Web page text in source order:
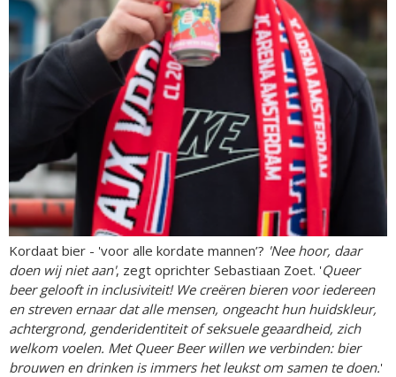
Kordaat bier - 'voor alle kordate mannen’? 'Nee hoor, daar
doen wij niet aan', zegt oprichter Sebastiaan Zoet. 'Queer
beer gelooft in inclusiviteit! We creëren bieren voor iedereen
en streven ernaar dat alle mensen, ongeacht hun huidskleur,
achtergrond, genderidentiteit of seksuele geaardheid, zich
welkom voelen. Met Queer Beer willen we verbinden: bier
brouwen en drinken is immers het leukst om samen te doen.'